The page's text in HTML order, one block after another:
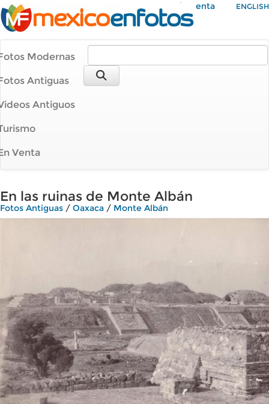
Mi Cuenta ENGLISH
Modernas
Antiguas
Antiguos
Venta
En las ruinas de Monte Albán
Fotos Antiguas / Oaxaca / Monte Albán